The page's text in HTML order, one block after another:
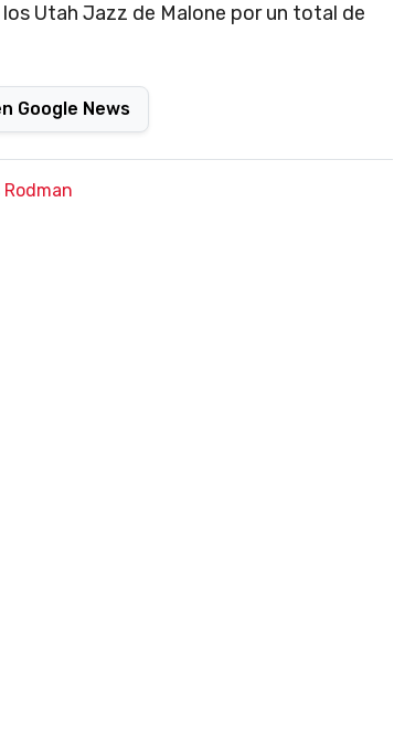
Utah Jazz de Malone por un total de
Google News
Rodman